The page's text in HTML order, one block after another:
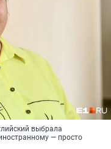
выбрала
— просто